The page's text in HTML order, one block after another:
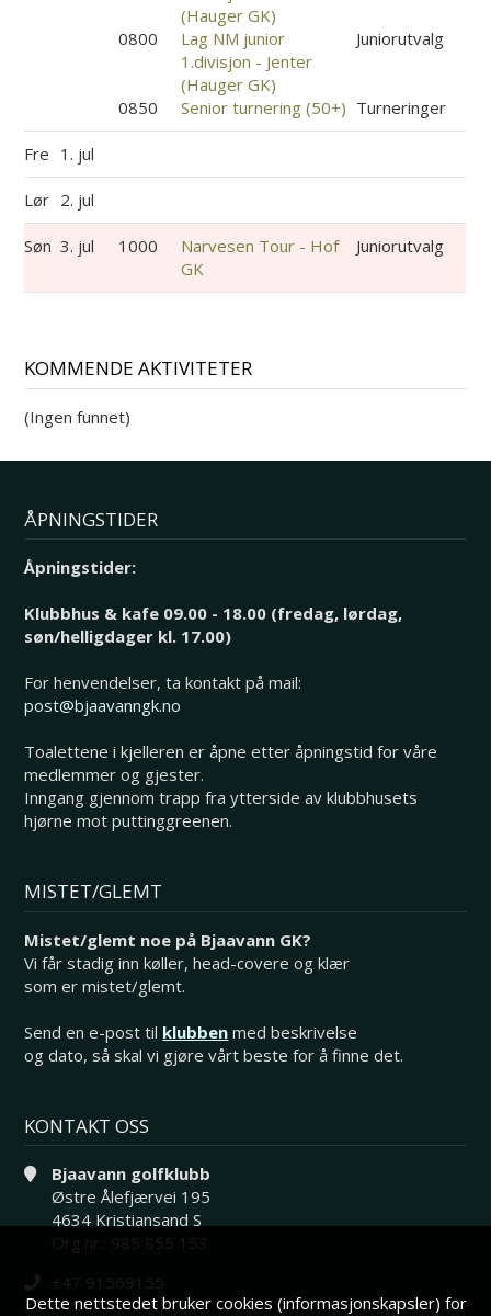
(Hauger GK)
0800
Lag NM junior
1.divisjon - Jenter
(Hauger GK)
Juniorutvalg
0850 Senior turnering (50+) Turneringer
Fre 1. jul
Lør 2. jul
Søn 3. jul 1000
Narvesen Tour - Hof
GK
Juniorutvalg
KOMMENDE AKTIVITETER
(Ingen funnet)
ÅPNINGSTIDER
Åpningstider:
Klubbhus & kafe 09.00 - 18.00 (fredag, lørdag,
søn/helligdager kl. 17.00)
For henvendelser, ta kontakt på mail:
post@bjaavanngk.no
Toalettene i kjelleren er åpne etter åpningstid for våre
medlemmer og gjester.
Inngang gjennom trapp fra ytterside av klubbhusets
hjørne mot puttinggreenen.
MISTET/GLEMT
Mistet/glemt noe på Bjaavann GK?
Vi får stadig inn køller, head-covere og klær
som er mistet/glemt.
Send en e-post til klubben med beskrivelse
og dato, så skal vi gjøre vårt beste for å finne det.
KONTAKT OSS
Bjaavann golfklubb
Østre Ålefjærvei 195
4634 Kristiansand S
Dette nettstedet bruker cookies (informasjonskapsler) for